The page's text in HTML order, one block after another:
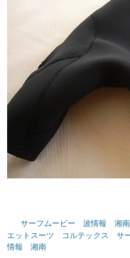
サーフムービー 波情報 湘南
エットスーツ
コルテックス サ
情報 湘南